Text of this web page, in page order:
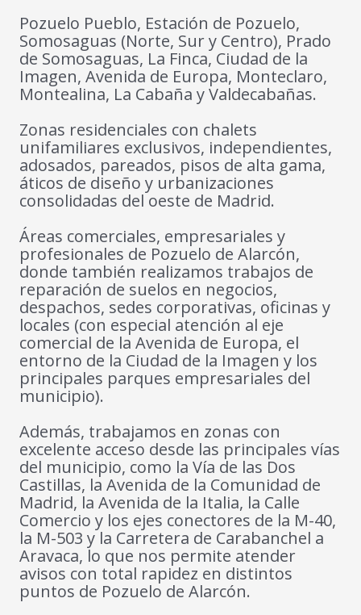
Pozuelo Pueblo, Estación de Pozuelo,
Somosaguas (Norte, Sur y Centro), Prado
de Somosaguas, La Finca, Ciudad de la
Imagen, Avenida de Europa, Monteclaro,
Montealina, La Cabaña y Valdecabañas.
Zonas residenciales con chalets
unifamiliares exclusivos, independientes,
adosados, pareados, pisos de alta gama,
áticos de diseño y urbanizaciones
consolidadas del oeste de Madrid.
Áreas comerciales, empresariales y
profesionales de Pozuelo de Alarcón,
donde también realizamos trabajos de
reparación de suelos en negocios,
despachos, sedes corporativas, oficinas y
locales (con especial atención al eje
comercial de la Avenida de Europa, el
entorno de la Ciudad de la Imagen y los
principales parques empresariales del
municipio).
Además, trabajamos en zonas con
excelente acceso desde las principales vías
del municipio, como la Vía de las Dos
Castillas, la Avenida de la Comunidad de
Madrid, la Avenida de la Italia, la Calle
Comercio y los ejes conectores de la M-40,
la M-503 y la Carretera de Carabanchel a
Aravaca, lo que nos permite atender
avisos con total rapidez en distintos
puntos de Pozuelo de Alarcón.